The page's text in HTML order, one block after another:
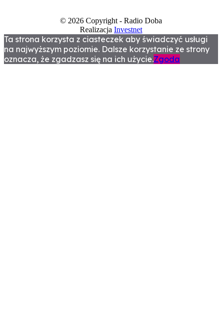
© 2026 Copyright - Radio Doba
Realizacja Investnet
Ta strona korzysta z ciasteczek aby świadczyć usługi
na najwyższym poziomie. Dalsze korzystanie ze strony
oznacza, że zgadzasz się na ich użycie.Zgoda